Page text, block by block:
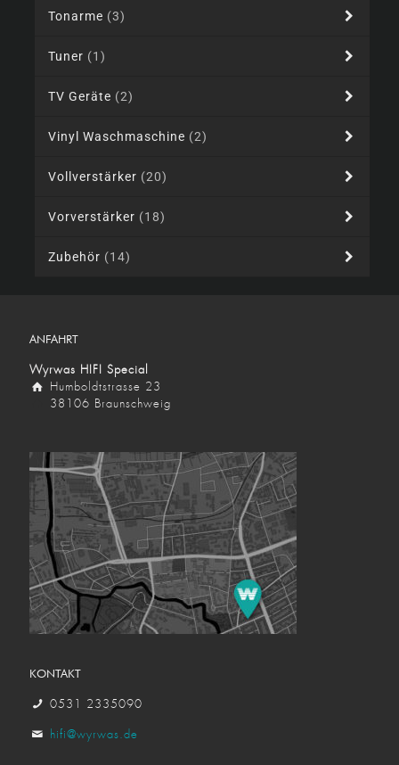
Tonarme (3)
Tuner (1)
TV Geräte (2)
Vinyl Waschmaschine (2)
Vollverstärker (20)
Vorverstärker (18)
Zubehör (14)
ANFAHRT
Wyrwas HIFI Special
Humboldtstrasse 23
38106 Braunschweig
KONTAKT
0531 2335090
hifi@wyrwas.de